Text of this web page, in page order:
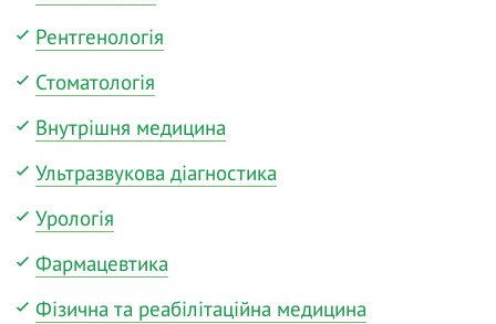
Рентгенологія
Стоматологія
Внутрішня медицина
Ультразвукова діагностика
Урологія
Фармацевтика
Фізична та реабілітаційна медицина